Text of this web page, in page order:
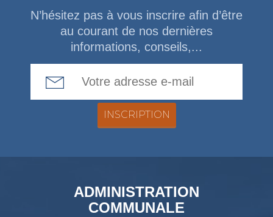
N’hésitez pas à vous inscrire afin d’être
au courant de nos dernières
informations, conseils,...
ADMINISTRATION
COMMUNALE